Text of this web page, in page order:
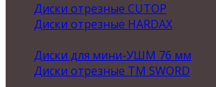
Диски отрезные CUTOP
Диски отрезные HARDAX
Диски для мини-УШМ 76 мм
Диски отрезные ТМ SWORD